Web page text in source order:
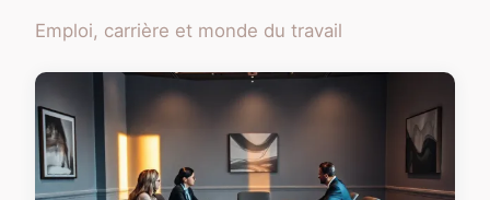
Emploi, carrière et monde du travail